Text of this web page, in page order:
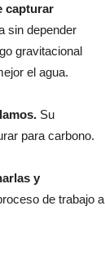
capturar
sin depender
gravitacional
el agua.
Su
para carbono.
y
de trabajo a